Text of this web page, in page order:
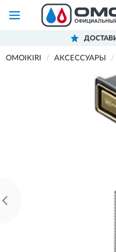
OMOIKIRI АКСЕССУАРЫ